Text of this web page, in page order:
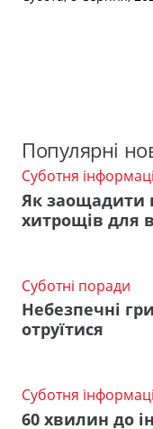
Популярні
Суботня
Як заощадити
хитрощів для
Суботні поради
Небезпечні
отруїтися
Суботня
60 хвилин до